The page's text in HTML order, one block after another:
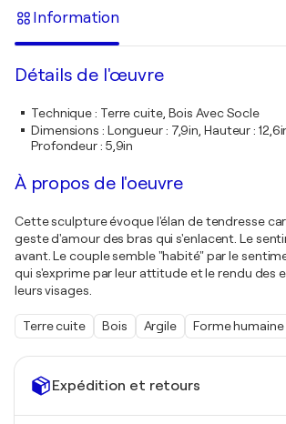
Expédition et retours
Information
Détails de l'œuvre
Technique: Terre cuite, Bois Avec Socle
Dimensions : Longueur : 7,9in, Hauteur :
Profondeur : 5,9in
À propos de l'oeuvre
Cette sculpture évoque l'élan de tendresse
geste d'amour des bras qui s'enlacent. Le
avant. Le couple semble "habité" par le
qui s'exprime par leur attitude et le rendu des
leurs visages.
Terre cuite Bois Argile Forme humaine